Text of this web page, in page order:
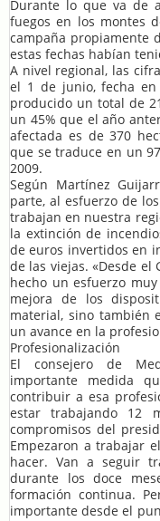
Durante lo que va de
fuegos en los montes
campaña propiamente
estas fechas habían
A nivel regional, las
el 1 de junio, fecha en
producido un total de
un 45% que el año
afectada es de 370
que se traduce en un
2009.
Según Martínez
parte, al esfuerzo de
trabajan en nuestra
la extinción de
de euros invertidos en
de las viejas. «Desde el
hecho un esfuerzo
mejora de los
material, sino también
un avance en la
Profesionalización
El consejero de
importante medida
contribuir a esa
estar trabajando 12
compromisos del
Empezaron a trabajar
hacer. Van a seguir
durante los doce
formación continua.
importante desde el